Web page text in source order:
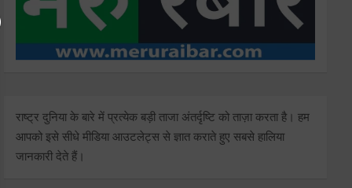
राष्ट्र दुनिया के बारे में प्रत्येक बड़ी ताजा अंतर्दृष्टि को ताज़ा करता है। हम
आपको इसे सीधे मीडिया आउटलेट्स से ज्ञात कराते हुए सबसे हालिया
जानकारी देते हैं।